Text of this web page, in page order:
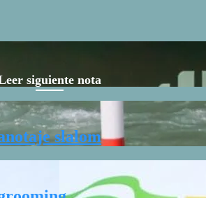
siguiente nota
slalom